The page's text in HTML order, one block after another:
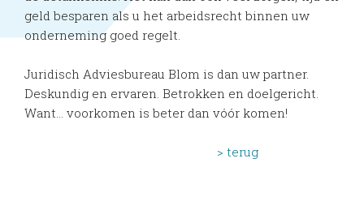
geld besparen als u het arbeidsrecht binnen uw
onderneming goed regelt.
Juridisch Adviesbureau Blom is dan uw partner.
Deskundig en ervaren. Betrokken en doelgericht.
Want... voorkomen is beter dan vóór komen!
> terug